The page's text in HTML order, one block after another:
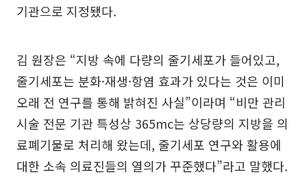
기관으로 지정됐다.
김 원장은 “지방 속에 다량의 줄기세포가 들어있고,
줄기세포는 분화·재생·항염 효과가 있다는 것은 이미
오래 전 연구를 통해 밝혀진 사실”이라며 “비만 관리
시술 전문 기관 특성상 365mc는 상당량의 지방을 의
료폐기물로 처리해 왔는데, 줄기세포 연구와 활용에
대한 소속 의료진들의 열의가 꾸준했다”라고 말했다.